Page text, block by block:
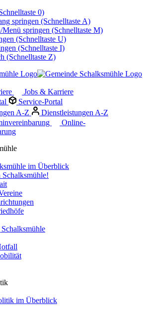
0)
springen (Schnelltaste A)
springen (Schnelltaste M)
(Schnelltaste U)
(Schnelltaste I)
(Schnelltaste Z)
Jobs & Karriere
Service-Portal
A-Z
Dienstleistungen A-Z
Online-
im Überblick
im Überblick